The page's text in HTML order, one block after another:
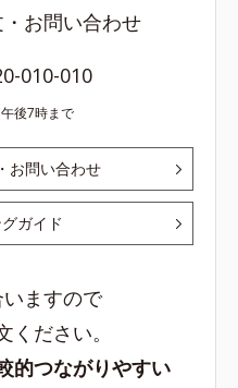
お問い合わせ
010-010
後7時まで
お問い合わせ
ガイド
ますので
ください。
的つながりやすい